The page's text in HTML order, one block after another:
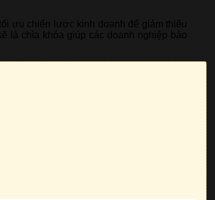
ưu chiến lược kinh doanh để giảm thiểu
là chìa khóa giúp các doanh nghiệp bảo